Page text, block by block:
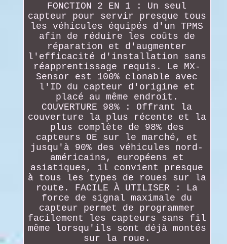
FONCTION 2 EN 1 : Un seul
capteur pour servir presque tous
les véhicules équipés d'un TPMS
afin de réduire les coûts de
réparation et d'augmenter
l'efficacité d'installation sans
réapprentissage requis. Le MX-
Sensor est 100% clonable avec
l'ID du capteur d'origine et
placé au même endroit.
COUVERTURE 98% : Offrant la
couverture la plus récente et la
plus complète de 98% des
capteurs OE sur le marché, et
jusqu'à 90% des véhicules nord-
américains, européens et
asiatiques, il convient presque
à tous les types de roues sur la
route. FACILE À UTILISER : La
force de signal maximale du
capteur permet de programmer
facilement les capteurs sans fil
même lorsqu'ils sont déjà montés
sur la roue.